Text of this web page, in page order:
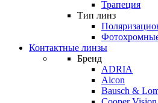
Трапеция
Тип линз
Контактные линзы
Бренд
ADRIA
Alcon
Bausch &